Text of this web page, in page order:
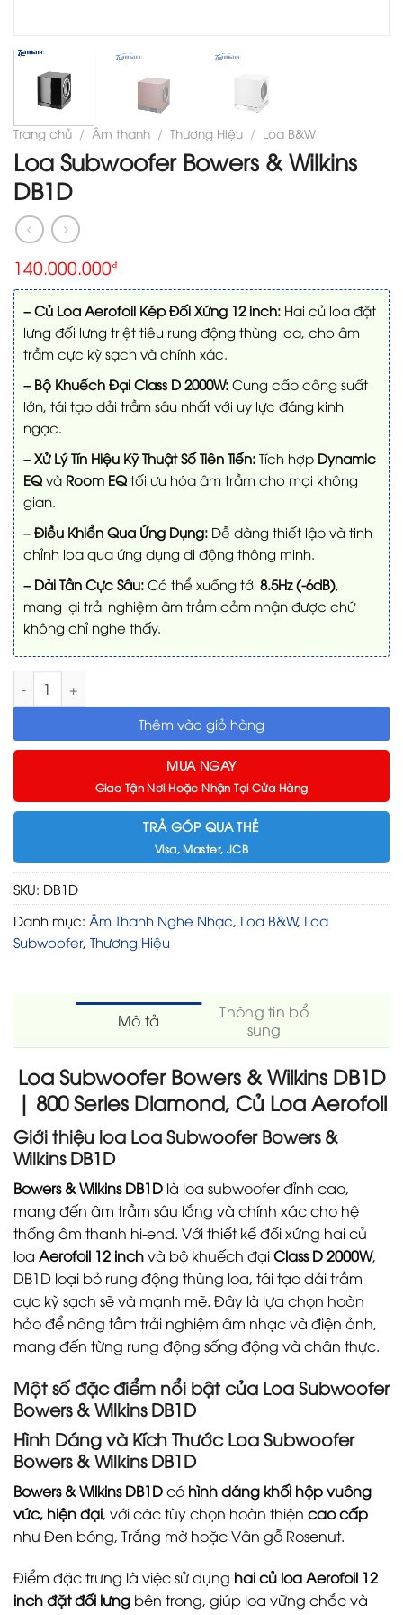
Trang chủ / Âm thanh / Thương Hiệu / Loa B&W
Loa Subwoofer Bowers & Wilkins
DB1D
140.000.000₫
– Củ Loa Aerofoil Kép Đối Xứng 12 inch: Hai củ loa đặt
lưng đối lưng triệt tiêu rung động thùng loa, cho âm
trầm cực kỳ sạch và chính xác.
– Bộ Khuếch Đại Class D 2000W: Cung cấp công suất
lớn, tái tạo dải trầm sâu nhất với uy lực đáng kinh
ngạc.
– Xử Lý Tín Hiệu Kỹ Thuật Số Tiên Tiến: Tích hợp Dynamic
EQ và Room EQ tối ưu hóa âm trầm cho mọi không
gian.
– Điều Khiển Qua Ứng Dụng: Dễ dàng thiết lập và tinh
chỉnh loa qua ứng dụng di động thông minh.
– Dải Tần Cực Sâu: Có thể xuống tới 8.5Hz (-6dB)
mang lại trải nghiệm âm trầm cảm nhận được chứ
không chỉ nghe thấy.
Loa Subwoofer Bowers & Wilkins DB1D số lượng
Thêm vào giỏ hàng
MUA NGAY
Giao Tận Nơi Hoặc Nhận Tại Cửa Hàng
TRẢ GÓP QUA THẺ
Visa, Master, JCB
SKU: DB1D
Danh mục: Âm Thanh Nghe Nhạc Loa B&W, Loa
Subwoofer, Thương Hiệu
Mô tả
Thông tin bổ
sung
Loa Subwoofer Bowers & Wilkins DB1D
| 800 Series Diamond, Củ Loa Aerofoil
Giới thiệu loa Loa Subwoofer Bowers &
Wilkins DB1D
Bowers & Wilkins DB1D là loa subwoofer đỉnh cao,
mang đến âm trầm sâu lắng và chính xác cho hệ
thống âm thanh hi-end. Với thiết kế đối xứng hai củ
loa Aerofoil 12 inchvà bộ khuếch đạiClass D 2000W,
DB1D loại bỏ rung động thùng loa, tái tạo dải trầm
cực kỳ sạch sẽ và mạnh mẽ. Đây là lựa chọn hoàn
hảo để nâng tầm trải nghiệm âm nhạc và điện ảnh,
mang đến từng rung động sống động và chân thực.
Một số đặc điểm nổi bật của Loa Subwoofer
Bowers & Wilkins DB1D
Hình Dáng và Kích Thước Loa Subwoofer
Bowers & Wilkins DB1D
Bowers & Wilkins DB1Dcó hình dáng khối hộp vuông
vức, hiện đại, với các tùy chọn hoàn thiện cao cấp
như Đen bóng, Trắng mờ hoặc Vân gỗ Rosenut.
Điểm đặc trưng là việc sử dụng hai củ loa Aerofoil 12
inch đặt đối lưng bên trong, giúp loa vững chắc và